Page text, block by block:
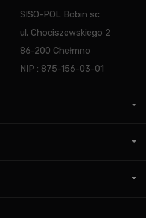
SISO-POL Bobin sc
ul. Chociszewskiego 2
86-200 Chełmno
NIP : 875-156-03-01